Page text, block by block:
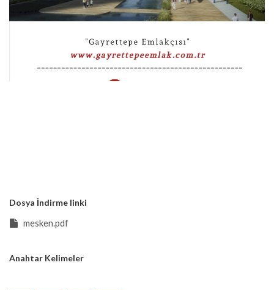
Türkçe
Dosya İndirme linki
mesken.pdf
Anahtar Kelimeler